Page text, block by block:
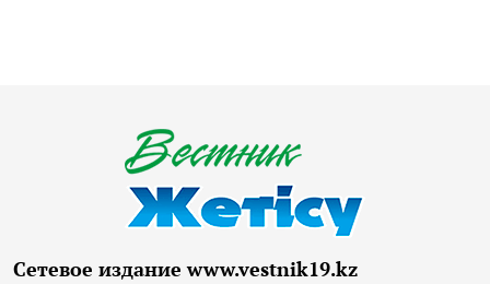
Сетевое издание www.vestnik19.kz